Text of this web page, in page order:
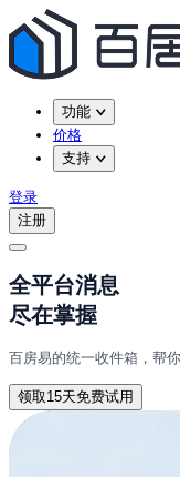
功能
价格
支持
登录
注册
全平台消息
尽在掌握
百房易的统一收件箱，帮
领取15天免费试用